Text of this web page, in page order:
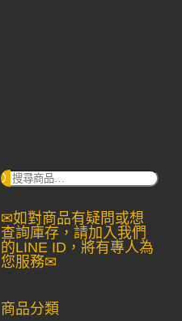
搜
✉如對商品有疑問或想
查詢庫存，請加入我們
的LINE ID，將有專人為
您服務✉
商品分類